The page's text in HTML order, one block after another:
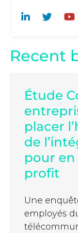
Recent
Étude
placer
de
pour
profit
Une
employés